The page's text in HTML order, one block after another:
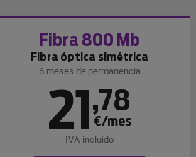
Fibra 800 Mb
Fibra óptica simétrica
6 meses de permanencia
21,78
€/mes
IVA incluido